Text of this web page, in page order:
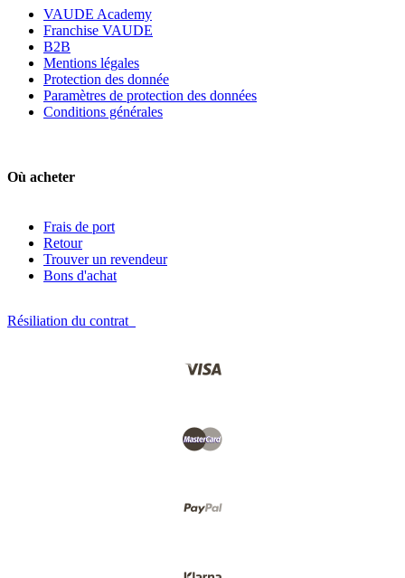
VAUDE Academy
Franchise VAUDE
B2B
Mentions légales
Protection des donnée
Paramètres de protection des données
Conditions générales
Où acheter
Frais de port
Retour
Trouver un revendeur
Bons d'achat
Résiliation du contrat